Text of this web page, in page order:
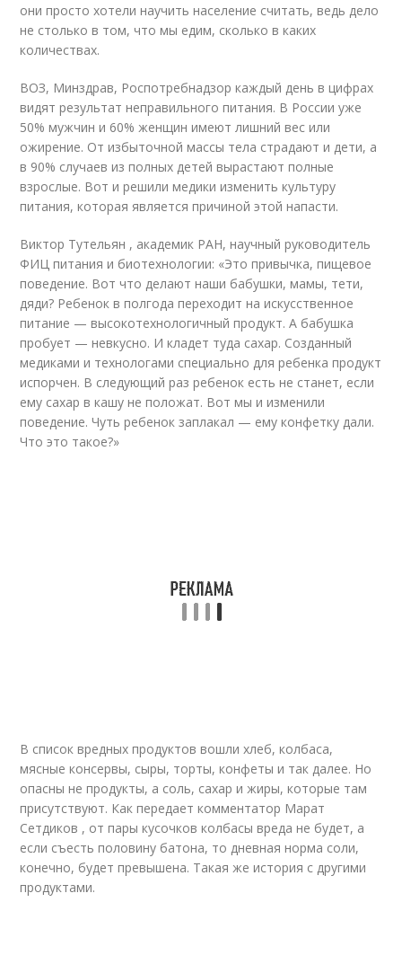
они просто хотели научить население считать, ведь дело
не столько в том, что мы едим, сколько в каких
количествах.
ВОЗ, Минздрав, Роспотребнадзор каждый день в цифрах
видят результат неправильного питания. В России уже
50% мужчин и 60% женщин имеют лишний вес или
ожирение. От избыточной массы тела страдают и дети, а
в 90% случаев из полных детей вырастают полные
взрослые. Вот и решили медики изменить культуру
питания, которая является причиной этой напасти.
Виктор Тутельян , академик РАН, научный руководитель
ФИЦ питания и биотехнологии: «Это привычка, пищевое
поведение. Вот что делают наши бабушки, мамы, тети,
дяди? Ребенок в полгода переходит на искусственное
питание — высокотехнологичный продукт. А бабушка
пробует — невкусно. И кладет туда сахар. Созданный
медиками и технологами специально для ребенка продукт
испорчен. В следующий раз ребенок есть не станет, если
ему сахар в кашу не положат. Вот мы и изменили
поведение. Чуть ребенок заплакал — ему конфетку дали.
Что это такое?»
В список вредных продуктов вошли хлеб, колбаса,
мясные консервы, сыры, торты, конфеты и так далее. Но
опасны не продукты, а соль, сахар и жиры, которые там
присутствуют. Как передает комментатор Марат
Сетдиков , от пары кусочков колбасы вреда не будет, а
если съесть половину батона, то дневная норма соли,
конечно, будет превышена. Такая же история с другими
продуктами.